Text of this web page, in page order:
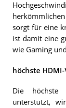
sorgt für eine
ist damit eine
wie Gaming
höchste
Die höchste
unterstützt,